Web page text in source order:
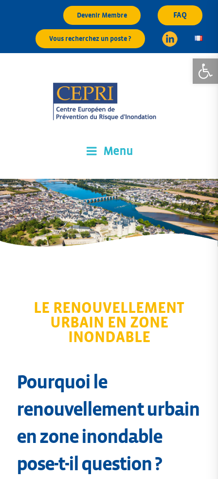
Ouvrir
Devenir Membre FAQ
Vous recherchez un poste ?
Menu
LE RENOUVELLEMENT
URBAIN EN ZONE
INONDABLE
Pourquoi le
renouvellement urbain
en zone inondable
pose-t-il question ?